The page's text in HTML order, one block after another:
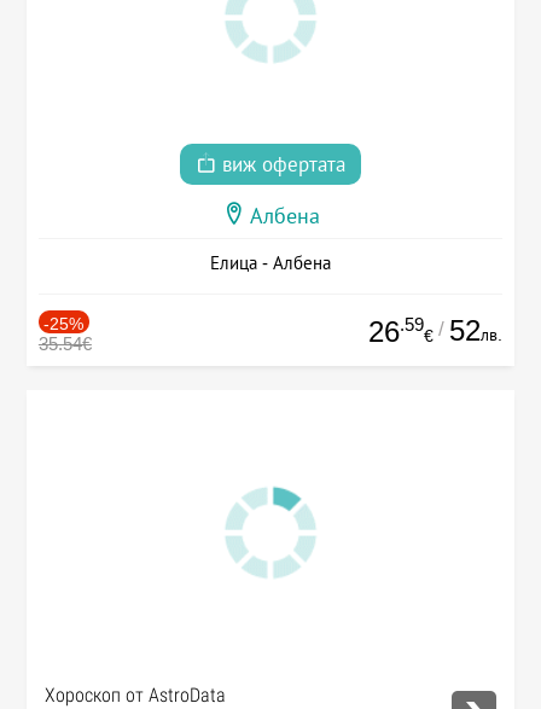
виж офертата
Албена
Елица - Албена
-25%
35.54€ 26.59
€ / 52лв.
Хороскоп от AstroData